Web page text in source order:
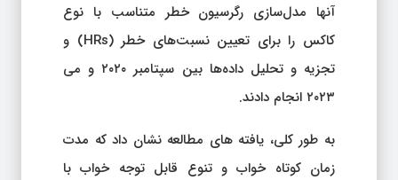
آنها مدل‌سازی رگرسیون خطر متناسب با نوع
کاکس را برای تعیین نسبت‌های خطر (HRs) و
تجزیه و تحلیل داده‌ها بین سپتامبر ۲۰۲۰ و می
۲۰۲۳ انجام دادند.
به طور کلی، یافته های مطالعه نشان داد که مدت
زمان کوتاه خواب و تنوع قابل توجه خواب با